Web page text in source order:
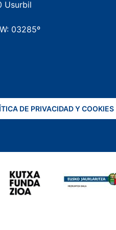
Usurbil
03285º
DE PRIVACIDAD Y COOKIES